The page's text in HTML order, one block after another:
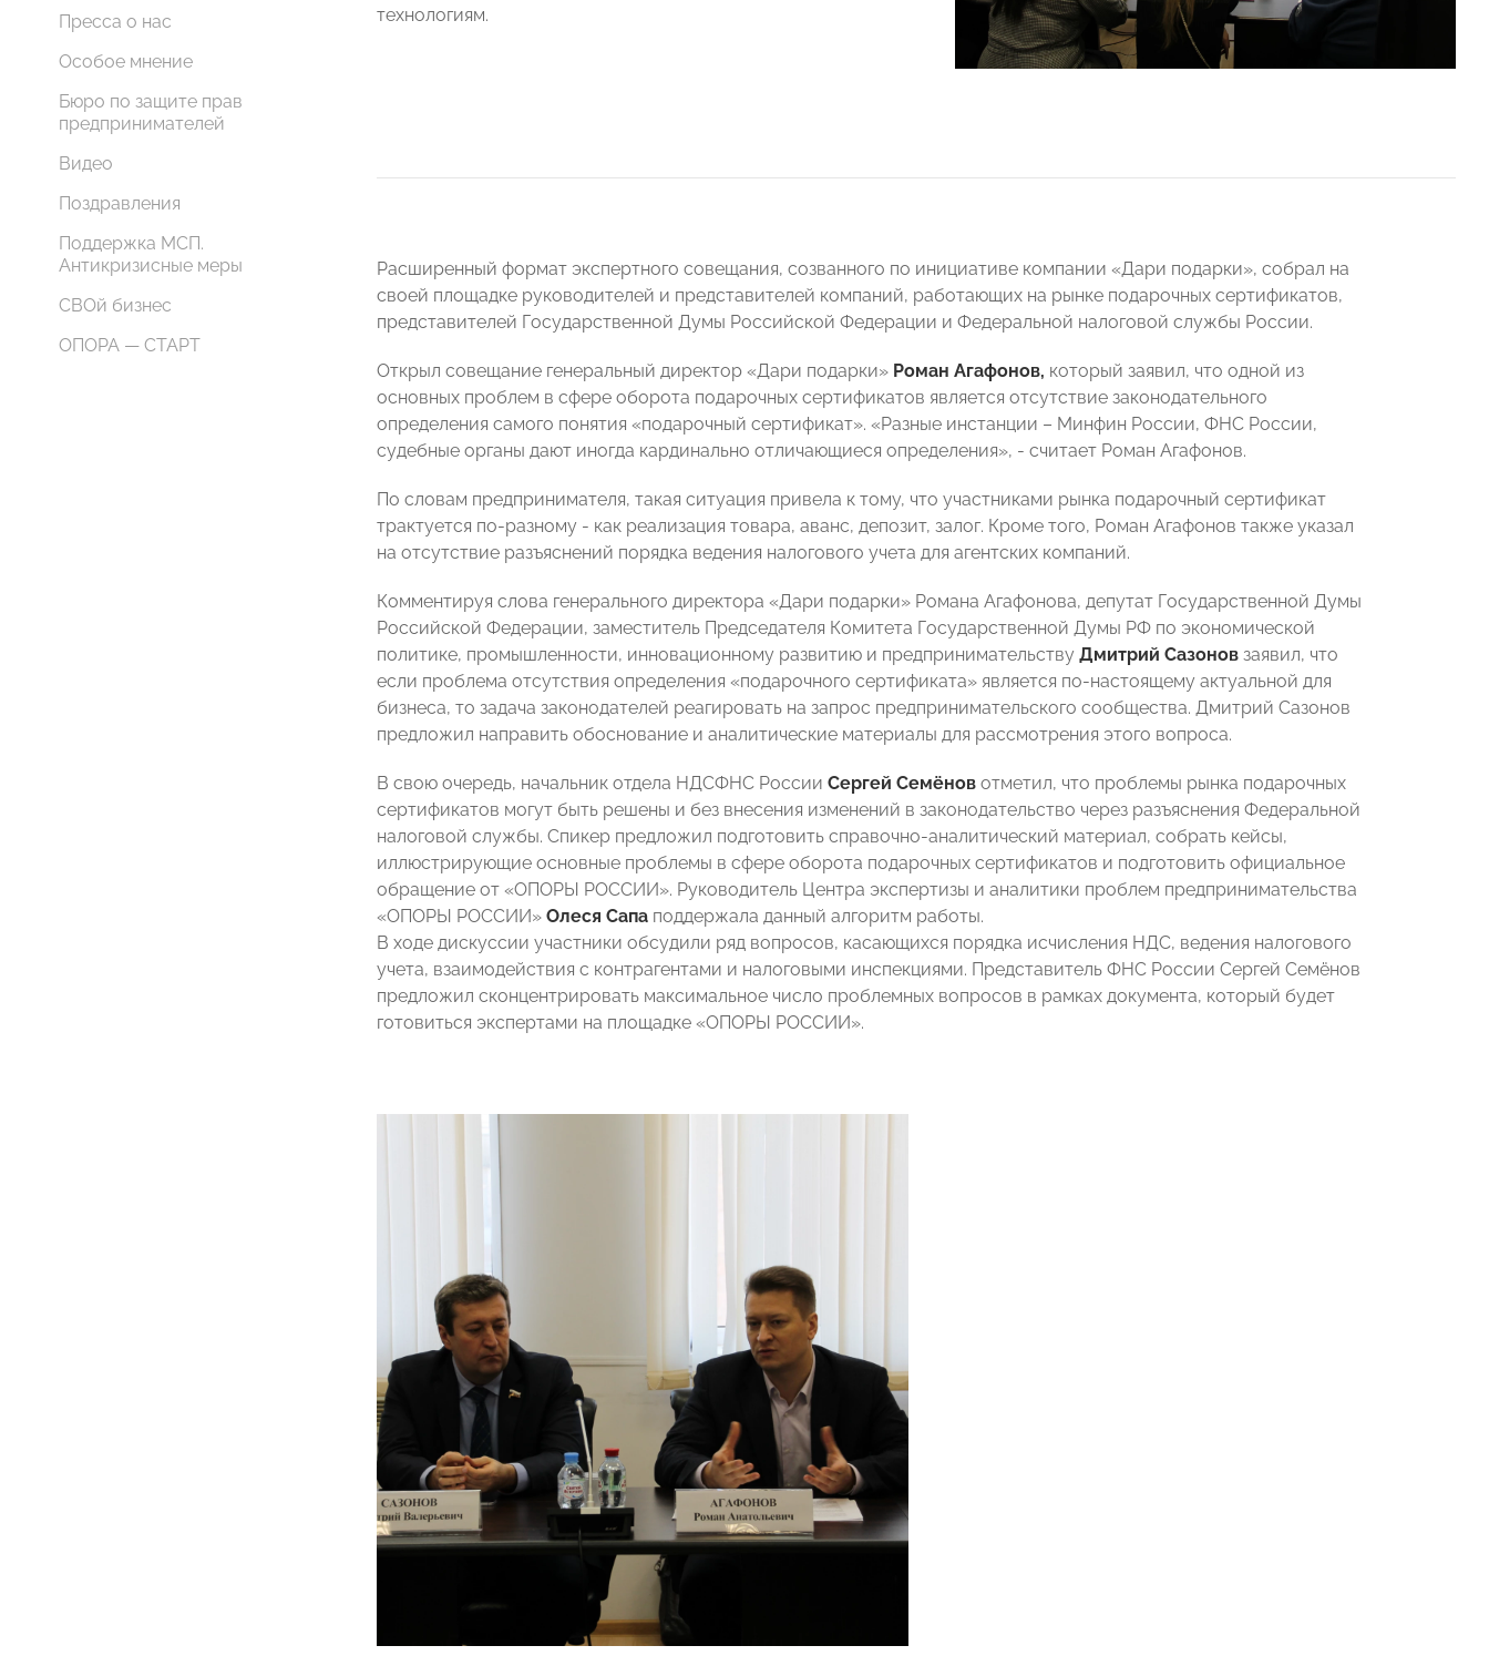
Пресса о нас
Особое мнение
Бюро по защите прав
предпринимателей
Видео
Поздравления
Поддержка МСП.
Антикризисные меры
СВОй бизнес
ОПОРА — СТАРТ
технологиям.
Расширенный формат экспертного совещания, созванного по инициативе компании «Дари подарки», собрал на
своей площадке руководителей и представителей компаний, работающих на рынке подарочных сертификатов,
представителей Государственной Думы Российской Федерации и Федеральной налоговой службы России.
Открыл совещание генеральный директор «Дари подарки» Роман Агафонов, который заявил, что одной из
основных проблем в сфере оборота подарочных сертификатов является отсутствие законодательного
определения самого понятия «подарочный сертификат». «Разные инстанции – Минфин России, ФНС России,
судебные органы дают иногда кардинально отличающиеся определения», - считает Роман Агафонов.
По словам предпринимателя, такая ситуация привела к тому, что участниками рынка подарочный сертификат
трактуется по-разному - как реализация товара, аванс, депозит, залог. Кроме того, Роман Агафонов также указал
на отсутствие разъяснений порядка ведения налогового учета для агентских компаний.
Комментируя слова генерального директора «Дари подарки» Романа Агафонова, депутат Государственной Думы
Российской Федерации, заместитель Председателя Комитета Государственной Думы РФ по экономической
политике, промышленности, инновационному развитию и предпринимательству Дмитрий Сазонов заявил, что
если проблема отсутствия определения «подарочного сертификата» является по-настоящему актуальной для
бизнеса, то задача законодателей реагировать на запрос предпринимательского сообщества. Дмитрий Сазонов
предложил направить обоснование и аналитические материалы для рассмотрения этого вопроса.
В свою очередь, начальник отдела НДСФНС России Сергей Семёнов отметил, что проблемы рынка подарочных
сертификатов могут быть решены и без внесения изменений в законодательство через разъяснения Федеральной
налоговой службы. Спикер предложил подготовить справочно-аналитический материал, собрать кейсы,
иллюстрирующие основные проблемы в сфере оборота подарочных сертификатов и подготовить официальное
обращение от «ОПОРЫ РОССИИ». Руководитель Центра экспертизы и аналитики проблем предпринимательства
«ОПОРЫ РОССИИ» Олеся Сапа поддержала данный алгоритм работы.
В ходе дискуссии участники обсудили ряд вопросов, касающихся порядка исчисления НДС, ведения налогового
учета, взаимодействия с контрагентами и налоговыми инспекциями. Представитель ФНС России Сергей Семёнов
предложил сконцентрировать максимальное число проблемных вопросов в рамках документа, который будет
готовиться экспертами на площадке «ОПОРЫ РОССИИ».